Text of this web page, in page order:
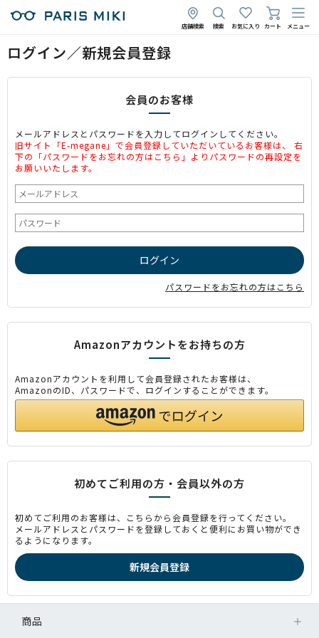
店舗検索 検索 お気に入り カート メニュー
ログイン／新規会員登録
会員のお客様
メールアドレスとパスワードを入力してログインしてください。
旧サイト「E-megane」で会員登録していただいているお客様は、 右
下の「パスワードをお忘れの方はこちら」よりパスワードの再設定を
お願いいたします。
パスワードをお忘れの方はこちら
Amazonアカウントをお持ちの方
Amazonアカウントを利用して会員登録されたお客様は、
AmazonのID、パスワードで、ログインすることができます。
初めてご利用の方・会員以外の方
初めてご利用のお客様は、こちらから会員登録を行ってください。
メールアドレスとパスワードを登録しておくと便利にお買い物ができ
るようになります。
商品